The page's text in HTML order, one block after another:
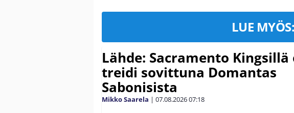
LUE MYÖS:
Lähde: Sacramento Kingsillä
treidi sovittuna Domantas
Sabonisista
Mikko Saarela | 07.08.202607:18